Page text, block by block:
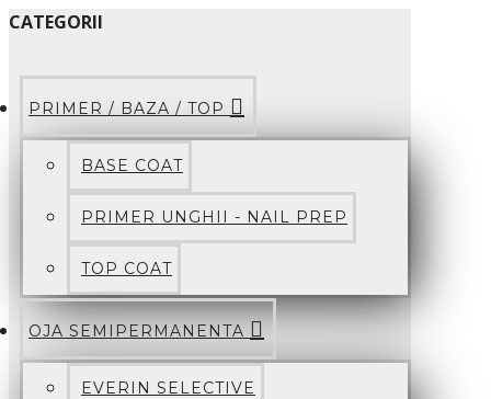
CATEGORII
PRIMER / BAZA / TOP
BASE COAT
PRIMER UNGHII - NAIL PREP
TOP COAT
OJA SEMIPERMANENTA
EVERIN SELECTIVE